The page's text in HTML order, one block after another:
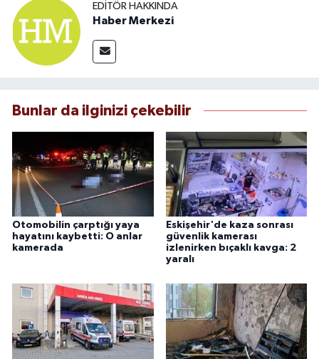
EDITÖR HAKKINDA
Haber Merkezi
Bunlar da ilginizi çekebilir
Otomobilin çarptığı yaya
hayatını kaybetti: O anlar
kamerada
Eskişehir'de kaza sonrası
güvenlik kamerası
izlenirken bıçaklı kavga: 2
yaralı